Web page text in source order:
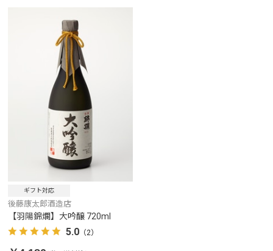
ギフト対応
後藤康太郎酒造店
【羽陽錦爛】大吟醸 720ml
5.0 （2）